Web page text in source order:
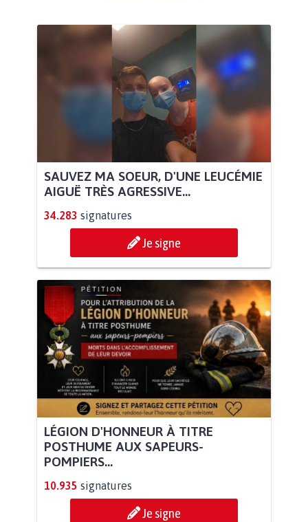
SAUVEZ MA SOEUR, D'UNE LEUCÉMIE
AIGUË TRÈS AGRESSIVE...
34.283 signatures
Je signe
LÉGION D'HONNEUR À TITRE
POSTHUME AUX SAPEURS-
POMPIERS...
10.935 signatures
Je signe